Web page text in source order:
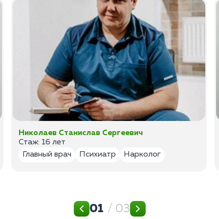
Николаев Станислав Сергеевич
Стаж: 16 лет
Главный врач
Психиатр Нарколог
01 / 03